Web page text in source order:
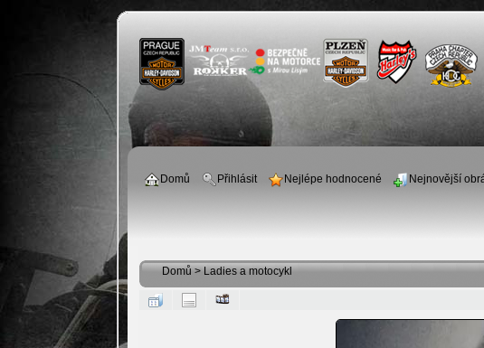
Domů Přihlásit Nejlépe hodnocené Nejnovější
Domů>Ladies a motocykl